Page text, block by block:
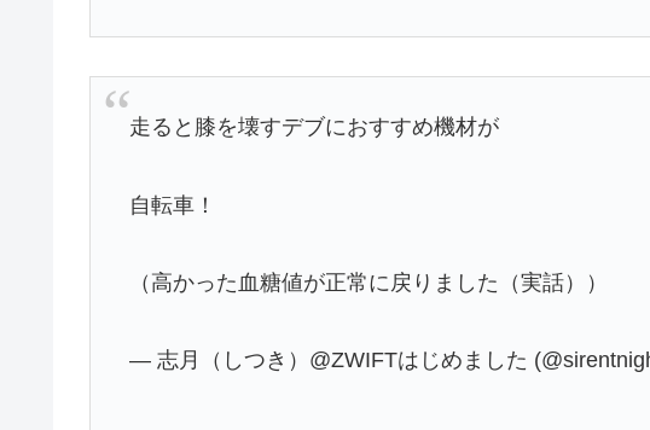
走ると膝を壊すデブにおすすめ機材が
自転車！
（高かった血糖値が正常に戻りました（実話））
— 志月（しつき）@ZWIFTはじめました